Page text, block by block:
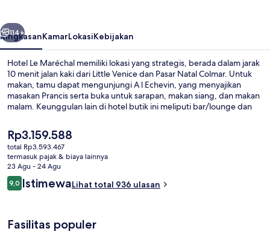
Berikutnya
114+
RingkasanKamarLokasiKebijakan
Hotel Le Maréchal memiliki lokasi yang strategis, berada dalam jarak
10 menit jalan kaki dari Little Venice dan Pasar Natal Colmar. Untuk
makan, tamu dapat mengunjungi A l Echevin, yang menyajikan
masakan Prancis serta buka untuk sarapan, makan siang, dan makan
malam. Keunggulan lain di hotel butik ini meliputi bar/lounge dan
Harga
saat
ini
Rp3.159.588
Rp3.159.588
total Rp3.593.467
termasuk pajak & biaya lainnya
23 Agu - 24 Agu
Ulasan
9,09,0 dari 10
IstimewaLihat total 936 ulasan
Fasilitas populer